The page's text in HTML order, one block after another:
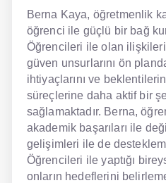
Berna Kaya, öğretmenlik
öğrenci ile güçlü bir bağ
Öğrencileri ile olan
güven unsurlarını ön
ihtiyaçlarını ve
süreçlerine daha aktif bir
sağlamaktadır. Berna,
akademik başarıları ile
gelişimleri ile de
Öğrencileri ile yaptığı
onların hedeflerini